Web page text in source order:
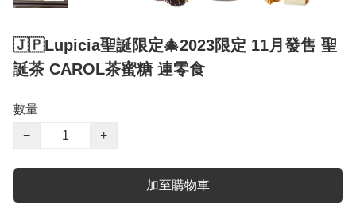
🇯🇵Lupicia聖誕限定🎄2023限定 11月發售 聖
誕茶 CAROL茶蜜糖 連零食
數量
−
+
加至購物車